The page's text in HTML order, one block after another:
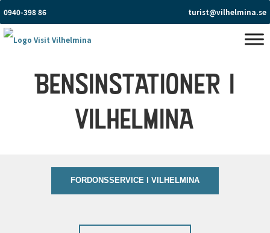
0940-398 86 turist@vilhelmina.se
BENSINSTATIONER I
VILHELMINA
FORDONSSERVICE I VILHELMINA